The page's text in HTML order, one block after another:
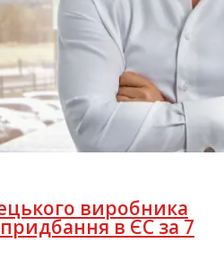
виробника
в ЄС за 7